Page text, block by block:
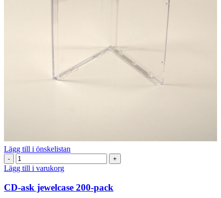
Lägg till i önskelistan
CD-
ask
jewelcase
200-
pack
Lägg till i varukorg
CD-ask jewelcase 200-pack